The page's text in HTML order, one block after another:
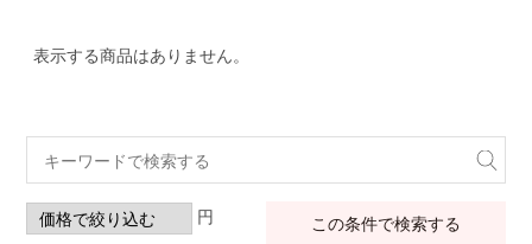
表示する商品はありません。
円 この条件で検索する